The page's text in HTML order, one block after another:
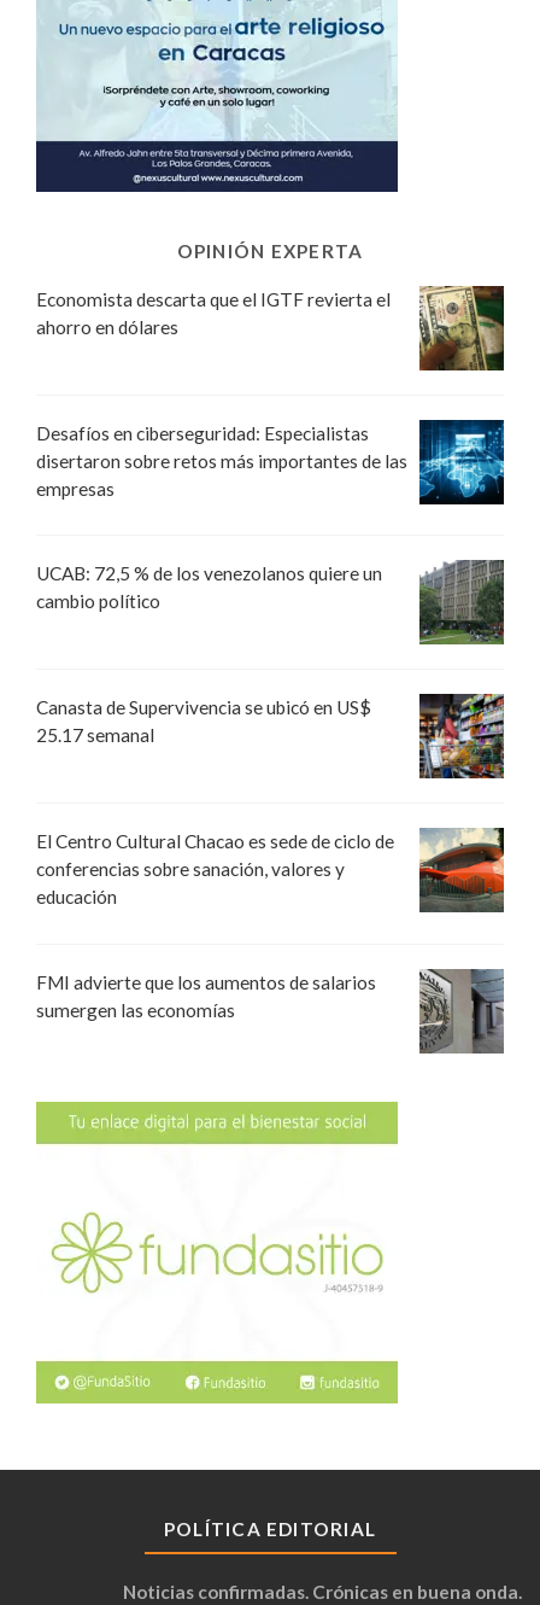
OPINIÓN EXPERTA
Economista descarta que el IGTF revierta el
ahorro en dólares
Desafíos en ciberseguridad: Especialistas
disertaron sobre retos más importantes de las
empresas
UCAB: 72,5 % de los venezolanos quiere un
cambio político
Canasta de Supervivencia se ubicó en US$
25.17 semanal
El Centro Cultural Chacao es sede de ciclo de
conferencias sobre sanación, valores y
educación
FMI advierte que los aumentos de salarios
sumergen las economías
POLÍTICA EDITORIAL
Noticias confirmadas. Crónicas en buena onda.